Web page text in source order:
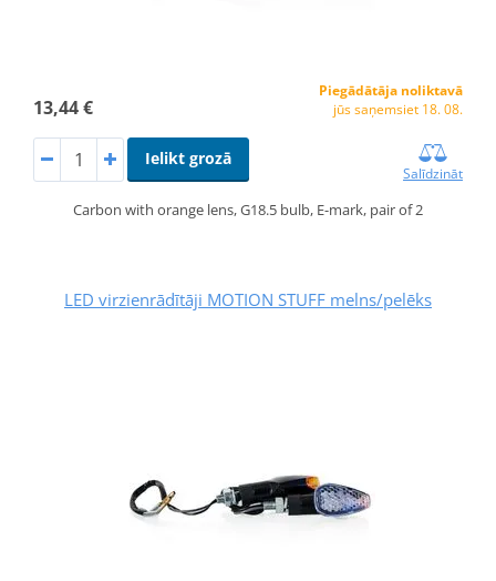
13,44 €
Piegādātāja noliktavā
jūs saņemsiet 18. 08.
Ielikt grozā
Salīdzināt
Carbon with orange lens, G18.5 bulb, E-mark, pair of 2
LED virzienrādītāji MOTION STUFF melns/pelēks